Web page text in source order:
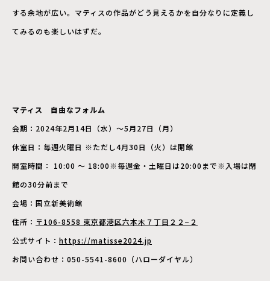
する余地が広い。マティスの作品がどう見えるかを自分なりに定義し
てみるのも楽しいはずだ。
マティス 自由なフォルム
会期：2024年2月14日（水）～5月27日（月）
休室日：毎週火曜日 ※ただし4月30日（火）は開館
開室時間： 10:00 ～ 18:00※毎週金・土曜日は20:00まで※入場は閉
館の30分前まで
会場：国立新美術館
住所： 〒106-8558 東京都港区六本木７丁目２２−２
公式サイト： https://matisse2024.jp
お問い合わせ：050-5541-8600（ハローダイヤル）